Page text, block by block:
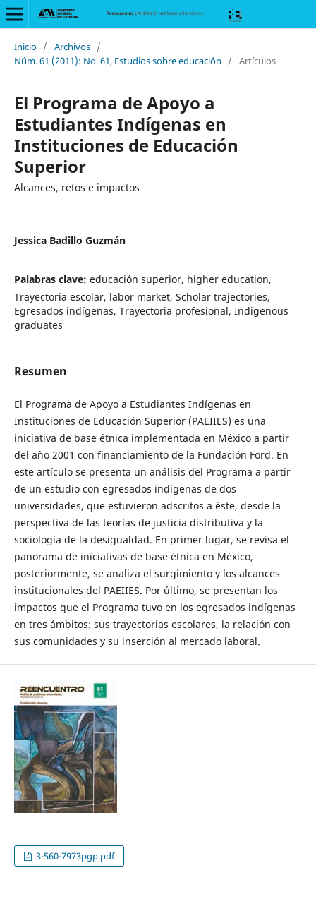
Inicio / Archivos /
Núm. 61 (2011): No. 61, Estudios sobre educación
/ Artículos
El Programa de Apoyo a
Estudiantes Indígenas en
Instituciones de Educación
Superior
Alcances, retos e impactos
Jessica Badillo Guzmán
Palabras clave: educación superior, higher education,
Trayectoria escolar, labor market, Scholar trajectories,
Egresados indígenas, Trayectoria profesional, Indigenous
graduates
Resumen
El Programa de Apoyo a Estudiantes Indígenas en
Instituciones de Educación Superior (PAEIIES) es una
iniciativa de base étnica implementada en México a partir
del año 2001 con financiamiento de la Fundación Ford. En
este artículo se presenta un análisis del Programa a partir
de un estudio con egresados indígenas de dos
universidades, que estuvieron adscritos a éste, desde la
perspectiva de las teorías de justicia distributiva y la
sociología de la desigualdad. En primer lugar, se revisa el
panorama de iniciativas de base étnica en México,
posteriormente, se analiza el surgimiento y los alcances
institucionales del PAEIIES. Por último, se presentan los
impactos que el Programa tuvo en los egresados indígenas
en tres ámbitos: sus trayectorias escolares, la relación con
sus comunidades y su inserción al mercado laboral.
3-560-7973pgp.pdf